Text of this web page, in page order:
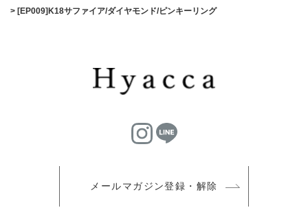
> [EP009]K18サファイア/ダイヤモンド/ピンキーリング
メールマガジン登録・解除